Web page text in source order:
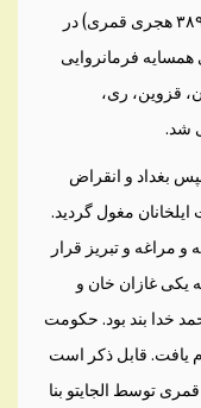
در طی حکومتی صد ساله، سامانیان (۲۸۷ تا ۳۸۹ هجری قمری) در
فرمانروایی
قزوین، ری،
شد.
بغداد و انقراض
مغول گردید.
مراغه و تبریز قرار
یکی غازان خان و
خدا بند بود. حکومت
قمری دوام یافت. قابل ذکر است
به سال ۷۰۴ هجری قمری توسط الجایتو بنا